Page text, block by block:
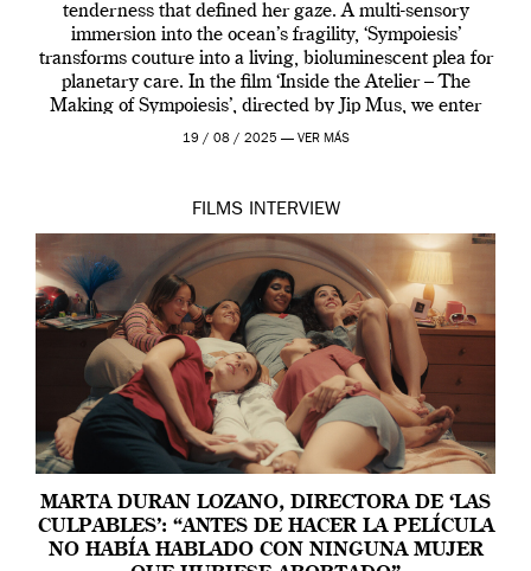
tenderness that defined her gaze. A multi-sensory
immersion into the ocean’s fragility, ‘Sympoiesis’
transforms couture into a living, bioluminescent plea for
planetary care. In the film ‘Inside the Atelier – The
Making of Sympoiesis’, directed by Jip Mus, we enter
the sacred space where Iris van Herpen’s […]
19 / 08 / 2025 — VER MÁS
FILMS INTERVIEW
MARTA DURAN LOZANO, DIRECTORA DE ‘LAS
CULPABLES’: “ANTES DE HACER LA PELÍCULA
NO HABÍA HABLADO CON NINGUNA MUJER